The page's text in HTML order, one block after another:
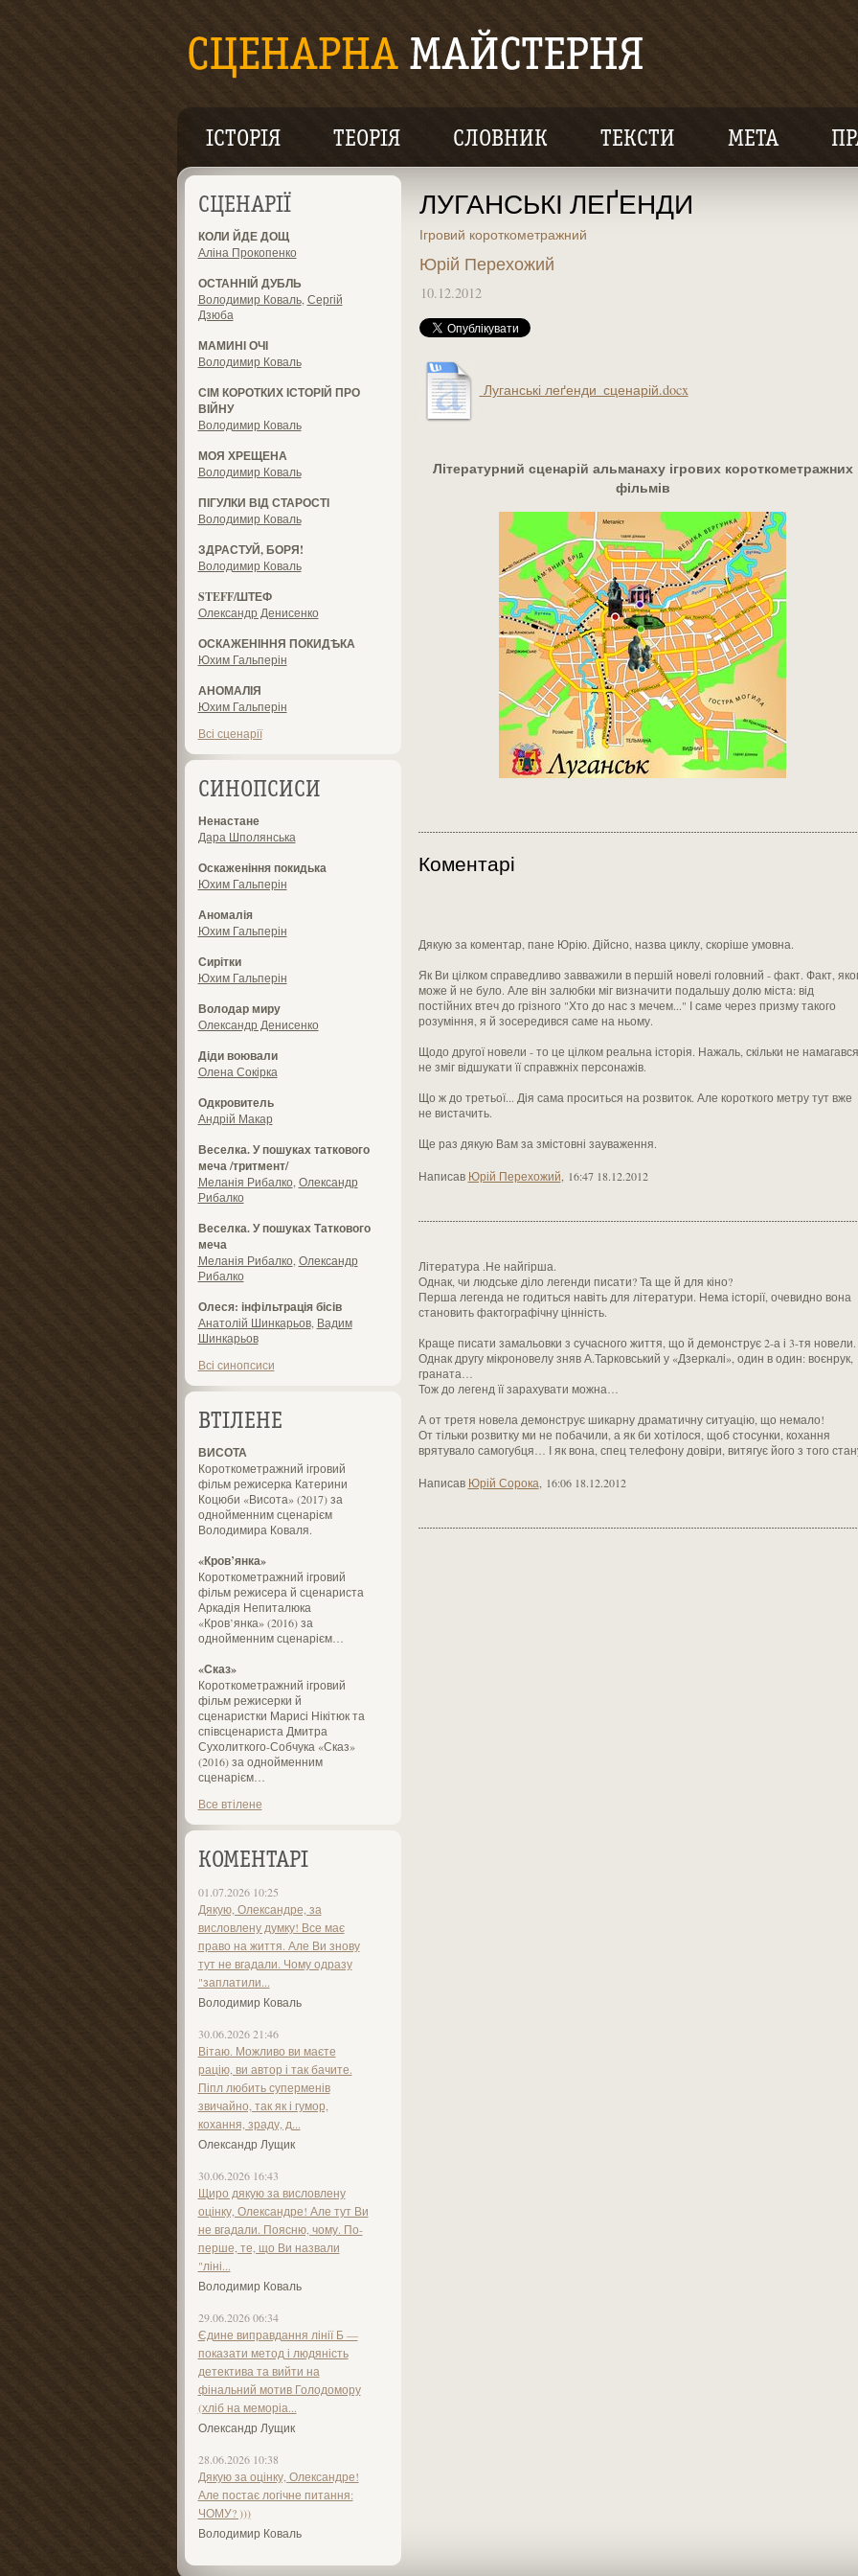
ІСТОРІЯ ТЕОРІЯ СЛОВНИК ТЕКСТИ МЕТА
СЦЕНАРІЇ
КОЛИ ЙДЕ ДОЩ
Аліна Прокопенко
ОСТАННІЙ ДУБЛЬ
Володимир Коваль, Сергій
Дзюба
МАМИНІ ОЧІ
Володимир Коваль
СІМ КОРОТКИХ ІСТОРІЙ ПРО
ВІЙНУ
Володимир Коваль
МОЯ ХРЕЩЕНА
Володимир Коваль
ПІГУЛКИ ВІД СТАРОСТІ
Володимир Коваль
ЗДРАСТУЙ, БОРЯ!
Володимир Коваль
STEFF/ШТЕФ
Олександр Денисенко
ОСКАЖЕНІННЯ ПОКИДѢКА
Юхим Гальперін
АНОМАЛІЯ
Юхим Гальперін
Всі сценарії
СИНОПСИСИ
Ненастане
Дара Шполянська
Оскаженіння покидька
Юхим Гальперін
Аномалія
Юхим Гальперін
Сирітки
Юхим Гальперін
Володар миру
Олександр Денисенко
Діди воювали
Олена Сокірка
Одкровитель
Андрій Макар
Веселка. У пошуках таткового
меча /тритмент/
Меланія Рибалко Олександр
Рибалко
Веселка. У пошуках Таткового
меча
Меланія Рибалко Олександр
Рибалко
Олеся: інфільтрація бісів
Анатолій Шинкарьов, Вадим
Шинкарьов
Всі синопсиси
ВТІЛЕНЕ
ВИСОТА
Короткометражний ігровий
фільм режисерка Катерини
Коцюби «Висота» (2017) за
однойменним сценарієм
Володимира Коваля.
«Кров’янка»
Короткометражний ігровий
фільм режисера й сценариста
Аркадія Непиталюка
«Кров’янка» (2016) за
однойменним сценарієм…
«Сказ»
Короткометражний ігровий
фільм режисерки й
сценаристки Марисі Нікітюк та
співсценариста Дмитра
Сухолиткого-Собчука «Сказ»
(2016) за однойменним
сценарієм…
Все втілене
КОМЕНТАРІ
01.07.2026 10:25
Дякую, Олександре, за
висловлену думку! Все має
право на життя. Але Ви знову
тут не вгадали. Чому одразу
"заплатили...
Володимир Коваль
30.06.2026 21:46
Вітаю. Можливо ви маєте
рацію, ви автор і так бачите.
Піпл любить суперменів
звичайно, так як і гумор,
кохання, зраду, д...
Олександр Лущик
30.06.2026 16:43
Щиро дякую за висловлену
оцінку, Олександре! Але тут Ви
не вгадали. Поясню, чому. По-
перше, те, що Ви назвали
"ліні...
Володимир Коваль
29.06.2026 06:34
Єдине виправдання лінії Б —
показати метод і людяність
детектива та вийти на
фінальний мотив Голодомору
(хліб на меморіа...
Олександр Лущик
28.06.2026 10:38
Дякую за оцінку, Олександре!
Але постає логічне питання:
ЧОМУ? )))
Володимир Коваль
ЛУГАНСЬКІ ЛЕҐЕНДИ
Ігровий короткометражний
Юрій Перехожий
10.12.2012
Луганські леґенди_сценарій.docx
Літературний сценарій альманаху ігрових короткометражних
фільмів
Коментарі
Дякую за коментар, пане Юрію. Дійсно, назва циклу, скоріше умовна.
Як Ви цілком справедливо завважили в першій новелі головний - факт. Факт,
може й не було. Але він залюбки міг визначити подальшу долю міста: від
постійних втеч до грізного "Хто до нас з мечем..." І саме через призму такого
розуміння, я й зосередився саме на ньому.
Щодо другої новели - то це цілком реальна історія. Нажаль, скільки не
не зміг відшукати її справжніх персонажів.
Що ж до третьої... Дія сама проситься на розвиток. Але короткого метру тут вже
не вистачить.
Ще раз дякую Вам за змістовні зауваження.
Написав Юрій Перехожий 16:47 18.12.2012
Література .Не найгірша.
Однак, чи людське діло легенди писати? Та ще й для кіно?
Перша легенда не годиться навіть для літератури. Нема історії, очевидно вона
становить фактографічну цінність.
Краще писати замальовки з сучасного життя, що й демонструє 2-а і 3-тя новели.
Однак другу мікроновелу зняв А.Тарковський у «Дзеркалі», один в один: воєнрук,
граната…
Тож до легенд її зарахувати можна…
А от третя новела демонструє шикарну драматичну ситуацію, що немало!
От тільки розвитку ми не побачили, а як би хотілося, щоб стосунки, кохання
врятувало самогубця… І як вона, спец телефону довіри, витягує його з того
Написав Юрій Сорока 16:06 18.12.2012